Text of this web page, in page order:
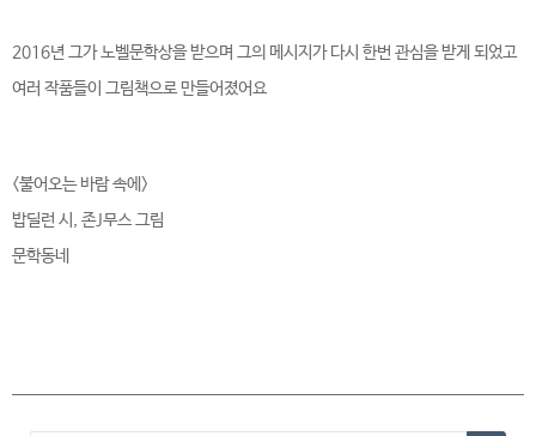
2016년 그가 노벨문학상을 받으며 그의 메시지가 다시 한번 관심을 받게 되었고
여러 작품들이 그림책으로 만들어졌어요
<불어오는 바람 속에>
밥딜런 시, 존J무스 그림
문학동네